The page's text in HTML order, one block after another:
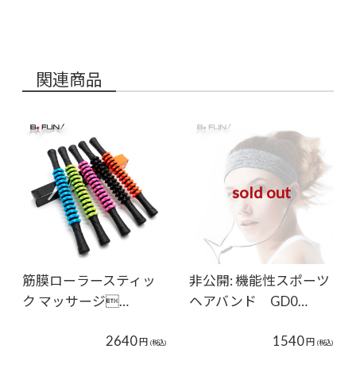
関連商品
筋膜ローラースティッ
ク マッサージ…
2640 円 (税込)
sold out
非公開: 機能性スポーツ
ヘアバンド GD0…
1540 円 (税込)